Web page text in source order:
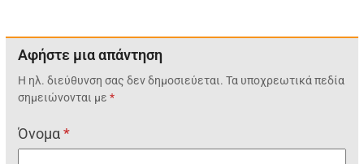
Αφήστε μια απάντηση
Η ηλ. διεύθυνση σας δεν δημοσιεύεται. Τα υποχρεωτικά πεδία
σημειώνονται με*
Όνομα*